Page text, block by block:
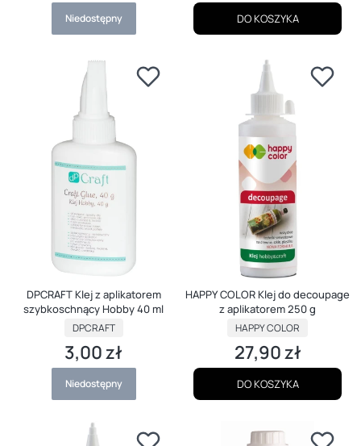
Niedostępny DO KOSZYKA
DPCRAFT Klej z aplikatorem
szybkoschnący Hobby 40 ml
PRODUCENT
DPCRAFT
Cena
3,00 zł
Niedostępny
HAPPY COLOR Klej do decoupage
z aplikatorem 250 g
PRODUCENT
HAPPY COLOR
Cena
27,90 zł
DO KOSZYKA